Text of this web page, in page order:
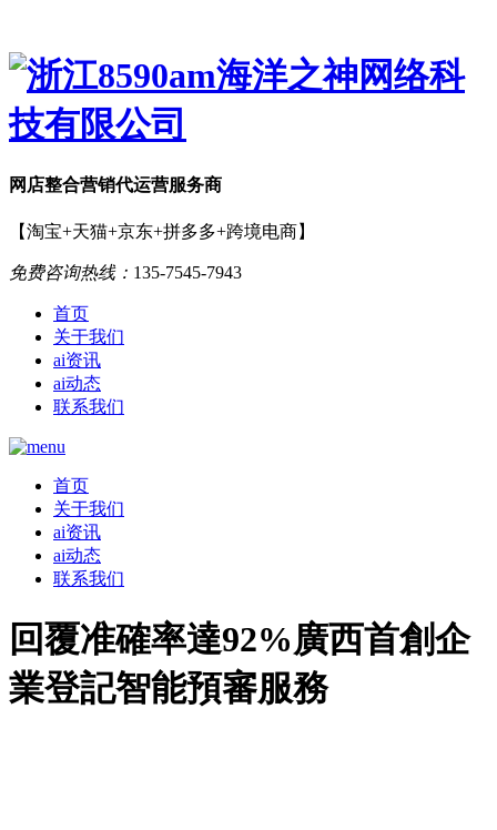
网店整合营销代运营服务商
【淘宝+天猫+京东+拼多多+跨境电商】
免费咨询热线： 135-7545-7943
首页
关于我们
ai资讯
ai动态
联系我们
首页
关于我们
ai资讯
ai动态
联系我们
回覆准確率達92%廣西首創企
業登記智能預審服務